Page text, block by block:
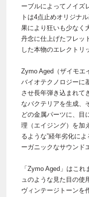
ーブルによってノイズ
トは4点止めオリジナ
果により狂いも少なく
丹念に仕上げたフレッ
した本物のエレクトリ
Zymo Aged（ザイモエ
バイオテクノロジーに
させ長年弾き込まれて
なバクテリアを生成、
どの金属パーツに、目
理（エイジング）を加
るような”経年劣化に
ーガニックなサウンド
「Zymo Aged」はこ
ュのような見た目の使
ヴィンテージトーンを